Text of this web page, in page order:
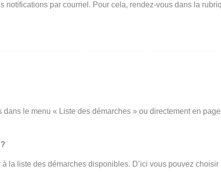
par courriel. Pour cela, rendez-vous dans la
le menu « Liste des démarches » ou directement en page
la liste des démarches disponibles. D’ici vous pouvez